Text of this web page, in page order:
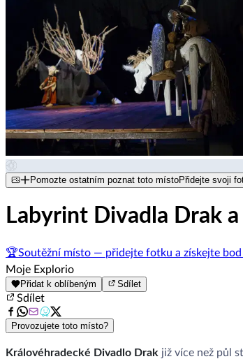
Pomozte ostatním poznat toto místoPřidejte svoji
Labyrint Divadla Drak
🏆Soutěžní místo — přidejte fotku a získejte bod
Moje Explorio
Přidat k oblíbeným Sdílet
Sdílet
Provozujete toto místo?
Královéhradecké Divadlo Drak již více než půl